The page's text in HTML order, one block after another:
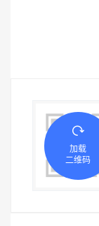
加载
二维码